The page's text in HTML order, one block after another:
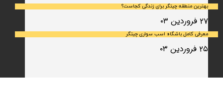
بهترین منطقه چیتگر برای زندگی کجاست؟
۲۷ فروردین ۰۳
معرفی کامل باشگاه اسب سواری چیتگر
۲۵ فروردین ۰۳